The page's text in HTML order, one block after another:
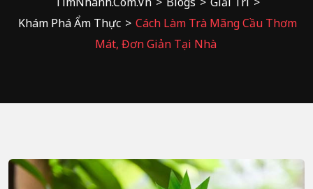
Khám Phá Ẩm Thực > Cách Làm Trà Mãng Cầu Thơm
Mát, Đơn Giản Tại Nhà